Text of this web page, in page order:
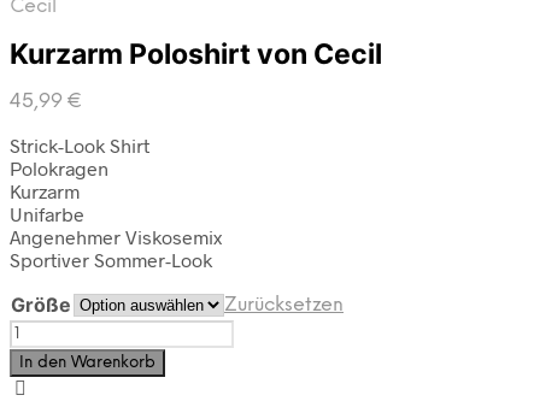
Cecil
Kurzarm Poloshirt von Cecil
45,99 €
Strick-Look Shirt
Polokragen
Kurzarm
Unifarbe
Angenehmer Viskosemix
Sportiver Sommer-Look
Größe
Zurücksetzen
Kurzarm
Poloshirt
von
In den Warenkorb